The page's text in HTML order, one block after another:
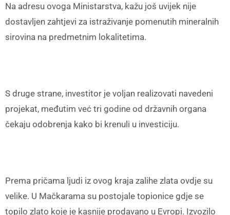
Na adresu ovoga Ministarstva, kažu još uvijek nije
dostavljen zahtjevi za istraživanje pomenutih mineralnih
sirovina na predmetnim lokalitetima.
S druge strane, investitor je voljan realizovati navedeni
projekat, međutim već tri godine od državnih organa
čekaju odobrenja kako bi krenuli u investiciju.
Prema pričama ljudi iz ovog kraja zalihe zlata ovdje su
velike. U Mačkarama su postojale topionice gdje se
topilo zlato koje je kasnije prodavano u Evropi. Izvozilo